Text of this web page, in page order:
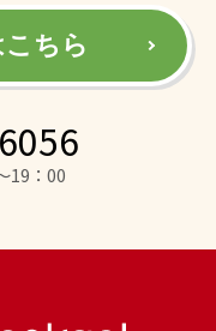
ちら
19：00